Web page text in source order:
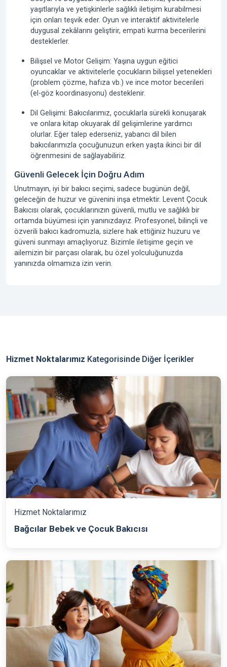
yaşıtlarıyla ve yetişkinlerle sağlıklı iletişim kurabilmesi
için onları teşvik eder. Oyun ve interaktif aktivitelerle
duygusal zekâlarını geliştirir, empati kurma becerilerini
desteklerler.
Bilişsel ve Motor Gelişim: Yaşına uygun eğitici
oyuncaklar ve aktivitelerle çocukların bilişsel yetenekleri
(problem çözme, hafıza vb.) ve ince motor becerileri
(el-göz koordinasyonu) desteklenir.
Dil Gelişimi: Bakıcılarımız, çocuklarla sürekli konuşarak
ve onlara kitap okuyarak dil gelişimlerine yardımcı
olurlar. Eğer talep ederseniz, yabancı dil bilen
bakıcılarımızla çocuğunuzun erken yaşta ikinci bir dil
öğrenmesini de sağlayabiliriz.
Güvenli Gelecek İçin Doğru Adım
Unutmayın, iyi bir bakıcı seçimi, sadece bugünün değil,
geleceğin de huzur ve güvenini inşa etmektir.
Levent Çocuk
Bakıcısı olarak, çocuklarınızın güvenli, mutlu ve sağlıklı bir
ortamda büyümesi için yanınızdayız. Profesyonel, bilinçli ve
özverili bakıcı kadromuzla, sizlere hak ettiğiniz huzuru ve
güveni sunmayı amaçlıyoruz. Bizimle iletişime geçin ve
ailemizin bir parçası olarak, bu özel yolculuğunuzda
yanınızda olmamıza izin verin.
Hizmet Noktalarımız Kategorisinde Diğer İçerikler
Hizmet Noktalarımız
Bağcılar Bebek ve Çocuk Bakıcısı